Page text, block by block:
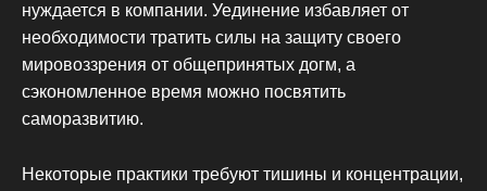
нуждается в компании. Уединение избавляет от
необходимости тратить силы на защиту своего
мировоззрения от общепринятых догм, а
сэкономленное время можно посвятить
саморазвитию.
Некоторые практики требуют тишины и концентрации,